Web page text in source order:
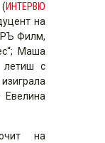
ИНТЕРВЮ
на
Филм,
Маша
с
на